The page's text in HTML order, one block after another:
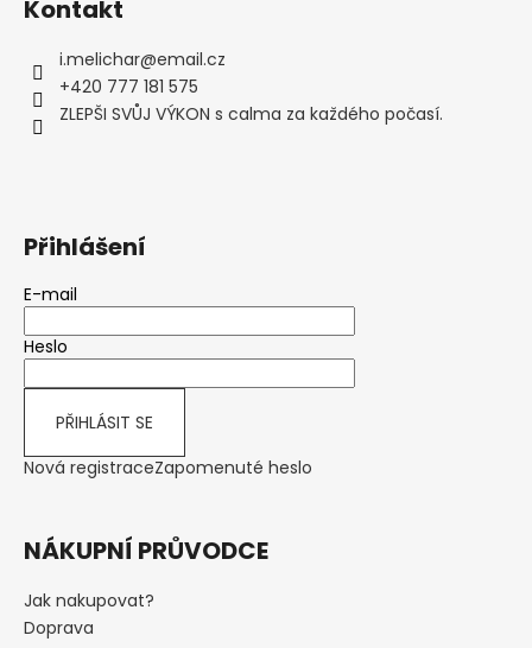
Kontakt
i.melichar@email.cz
+420 777 181 575
ZLEPŠI SVŮJ VÝKON s calma za každého počasí.
Přihlášení
E-mail
Heslo
PŘIHLÁSIT SE
Nová registraceZapomenuté heslo
NÁKUPNÍ PRŮVODCE
Jak nakupovat?
Doprava